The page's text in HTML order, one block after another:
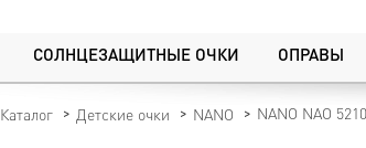
СОЛНЦЕЗАЩИТНЫЕ ОЧКИ ОПРАВЫ
Каталог Детские очки NANO NANO NAO